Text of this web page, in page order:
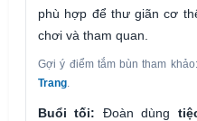
phù hợp để thư giãn cơ
chơi và tham quan.
Gợi ý điểm tắm bùn tham khảo:
Trang.
Buổi tối: Đoàn dùng